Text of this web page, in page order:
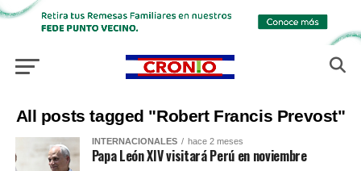
All posts tagged "Robert Francis Prevost"
INTERNACIONALES hace 2 meses
Papa León XIV visitará Perú en noviembre